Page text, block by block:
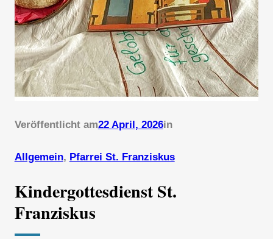
Veröffentlicht am22 April, 2026in
Allgemein, Pfarrei St. Franziskus
Kindergottesdienst St.
Franziskus